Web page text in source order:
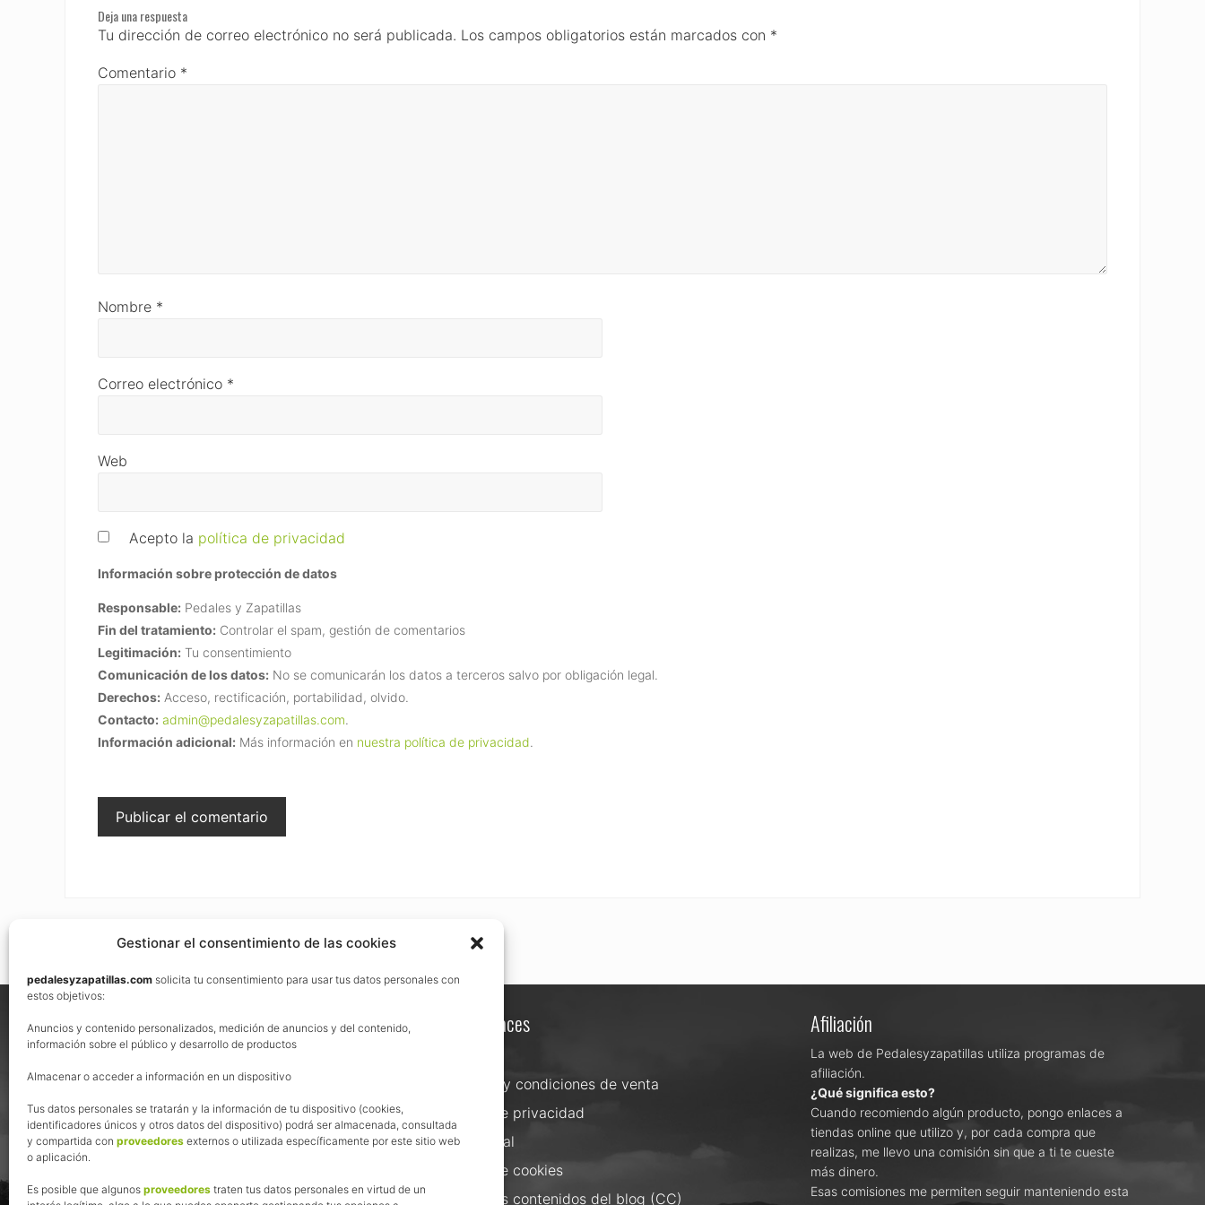
Gestionar el consentimiento de las cookies
pedalesyzapatillas.com solicita tu consentimiento para usar tus datos personales con
estos objetivos:
Anuncios y contenido personalizados, medición de anuncios y del contenido,
información sobre el público y desarrollo de productos
Almacenar o acceder a información en un dispositivo
Tus datos personales se tratarán y la información de tu dispositivo (cookies,
identificadores únicos y otros datos del dispositivo) podrá ser almacenada, consultada
y compartida con proveedores externos o utilizada específicamente por este sitio web
o aplicación.
Es posible que algunos proveedores traten tus datos personales en virtud de un
Interactions
Deja una respuesta
Tu dirección de correo electrónico no será publicada. Los campos obligatorios están marcados con *
Comentario *
Nombre *
Correo electrónico *
Web
Acepto la política de privacidad
Información sobre protección de datos
Responsable: Pedales y Zapatillas
Fin del tratamiento: Controlar el spam, gestión de comentarios
Legitimación: Tu consentimiento
Comunicación de los datos: No se comunicarán los datos a terceros salvo por obligación legal.
Derechos: Acceso, rectificación, portabilidad, olvido.
Contacto: admin@pedalesyzapatillas.com.
Información adicional: Más información en nuestra política de privacidad.
Footer
Nos vemos en las redes Otros enlaces
Términos y condiciones de venta
Política de privacidad
Aviso Legal
Política de cookies
Uso de los contenidos del blog (CC)
Afiliación
La web de Pedalesyzapatillas utiliza programas de
afiliación.
¿Qué significa esto?
Cuando recomiendo algún producto, pongo enlaces a
tiendas online que utilizo y, por cada compra que
realizas, me llevo una comisión sin que a ti te cueste
más dinero.
Esas comisiones me permiten seguir manteniendo esta